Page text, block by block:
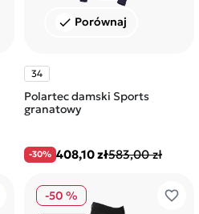
check Porównaj
34
Polartec damski Sports
granatowy
-30% 408,10 zł583,00 zł
favorite_border
-50 %